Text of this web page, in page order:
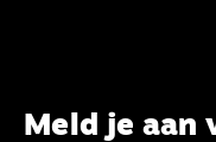
Meld je aan